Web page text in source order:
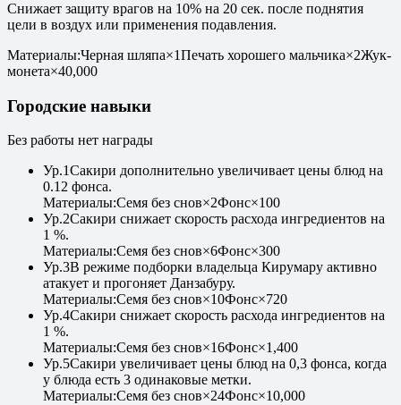
Снижает защиту врагов на 10% на 20 сек. после поднятия
цели в воздух или применения подавления.
Материалы:Черная шляпа×1Печать хорошего мальчика×2Жук-
монета×40,000
Городские навыки
Без работы нет награды
Ур.1Сакири дополнительно увеличивает цены блюд на
0.12 фонса.
Материалы:Семя без снов×2Фонс×100
Ур.2Сакири снижает скорость расхода ингредиентов на
1 %.
Материалы:Семя без снов×6Фонс×300
Ур.3В режиме подборки владельца Кирумару активно
атакует и прогоняет Данзабуру.
Материалы:Семя без снов×10Фонс×720
Ур.4Сакири снижает скорость расхода ингредиентов на
1 %.
Материалы:Семя без снов×16Фонс×1,400
Ур.5Сакири увеличивает цены блюд на 0,3 фонса, когда
у блюда есть 3 одинаковые метки.
Материалы:Семя без снов×24Фонс×10,000